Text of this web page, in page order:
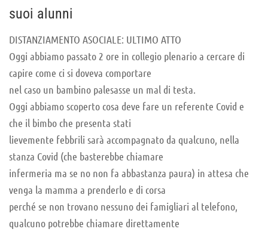
suoi alunni
DISTANZIAMENTO ASOCIALE: ULTIMO ATTO
Oggi abbiamo passato 2 ore in collegio plenario a cercare di
capire come ci si doveva comportare
nel caso un bambino palesasse un mal di testa.
Oggi abbiamo scoperto cosa deve fare un referente Covid e
che il bimbo che presenta stati
lievemente febbrili sarà accompagnato da qualcuno, nella
stanza Covid (che basterebbe chiamare
infermeria ma se no non fa abbastanza paura) in attesa che
venga la mamma a prenderlo e di corsa
perché se non trovano nessuno dei famigliari al telefono,
qualcuno potrebbe chiamare direttamente